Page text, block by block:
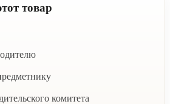
товар
комитета